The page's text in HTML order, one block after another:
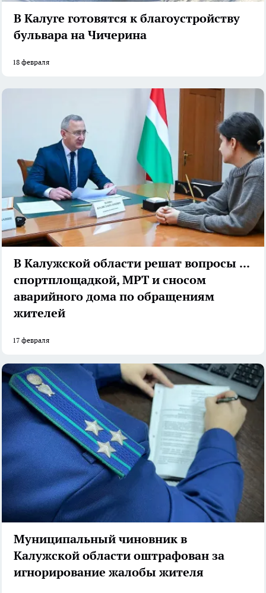
В Калуге готовятся к благоустройству
бульвара на Чичерина
18 февраля
В Калужской области решат вопросы со
спортплощадкой, МРТ и сносом
аварийного дома по обращениям
жителей
17 февраля
Муниципальный чиновник в
Калужской области оштрафован за
игнорирование жалобы жителя